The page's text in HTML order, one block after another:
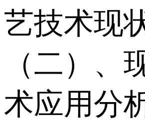
艺技术现
（二）、
术应用分